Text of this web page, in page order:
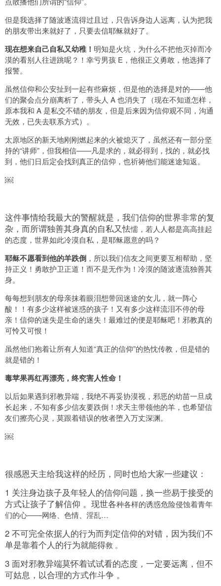
但是我选择了随波逐流得过且过，只告诉身边人远离，认为把我
的朋友带出来就好了，只要去信耶稣就好了。
现在想来自己自私又幼稚！ 明知是火坑，为什么不把他灭掉而冷
漠的看别人往进跳呢？！幸亏男孩 E，他很正义勇敢，他选择了
报警。
虽然信仰和公安扯到一起有些麻烦，但是他的选择是对的——他
们的聚会点分崩离析了，带头人 A 也消失了（现在不知道怎样，
原本我和 A 是私交不错的朋友，但是后来因为信仰观不同，沟通
无效，已失去联系方式）。
太原地区的新天地刚刚燃起来的火被熄灭了，虽然还有一部分坚
持的“讲师”，但我相信——凡是求的，就必得到，找的，就必找
到，他们日后定会找到真正的信仰，也祈祷他们能迷途知返。
￼
这件事情给我最大的警醒就是，我们信仰的世界非常的复
杂，而所谓独善其身真的自私又怯懦，若人人都是高高挂起
的态度，世界如此冷漠自私，是耶稣愿意的吗？
耶稣不愿看到他的羊跌倒 ，所以我们信友之间更要互相帮助，坚
持正义！勇敢护卫正道！而不是无作为！冷漠的随波逐流独善其
身。
每每想到朋友的母亲抹着眼泪想带回迷途的女儿，就一阵心
酸！！有多少这样被迷惑的孩子！又有多少这样流泪不停的母
亲！信仰的迷失是生命的迷失！最难过的便是耶稣吧！邪教真的
可怜又可恨！
虽然他们抱着让所有人知道“真正的信仰”的热忱传教，但是错的
就是错的！
毒苹果再红再漂亮，终究害人性命！
以后如果遇到邪教异端，我绝不再妥协漠视，邪恶的幼苗一旦成
长起来，不知有多少信友要跌倒！求天主带领他的羊，也希望信
友们擦亮心灵，莫跟着错误的牧者堕入万丈深渊。
￼
很感恩天主给我这样的经历，同时也给大家一些建议：
1 关注身边孩子及年轻人的信仰问题，换一些易于接受的
方式让孩子了解信仰 。现世各种各样的诱惑危险侵蚀着青年
们的心——网络、色情、淫乱…
2 不可完全依据人的行为而判定信仰的对错，因为我们不
单是靠着个人的行为就能得救 。
3 面对邪教异端莫怀着试试看的态度，一定要远离，但不
可姑息，以合理的方式作斗争 。